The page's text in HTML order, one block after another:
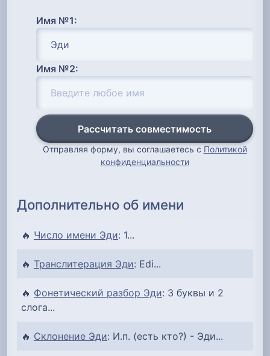
Имя №1:
Имя №2:
Рассчитать совместимость
Отправляя форму, вы соглашаетесь с Политикой
конфиденциальности
Дополнительно об имени
🔥 Число имени Эди: 1...
🔥 Транслитерация Эди: Edi...
🔥 Фонетический разбор Эди: 3 буквы и 2
слога...
🔥 Склонение Эди: И.п. (есть кто?) - Эди...